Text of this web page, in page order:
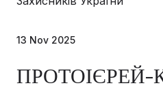
13 Nov 2025